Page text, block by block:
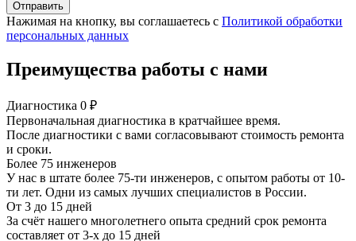
Нажимая на кнопку, вы соглашаетесь с Политикой обработки
персональных данных
Преимущества работы с нами
Диагностика 0 ₽
Первоначальная диагностика в кратчайшее время.
После диагностики с вами согласовывают стоимость ремонта
и сроки.
Более 75 инженеров
У нас в штате более 75-ти инженеров, с опытом работы от 10-
ти лет. Одни из самых лучших специалистов в России.
От 3 до 15 дней
За счёт нашего многолетнего опыта средний срок ремонта
составляет от 3-х до 15 дней